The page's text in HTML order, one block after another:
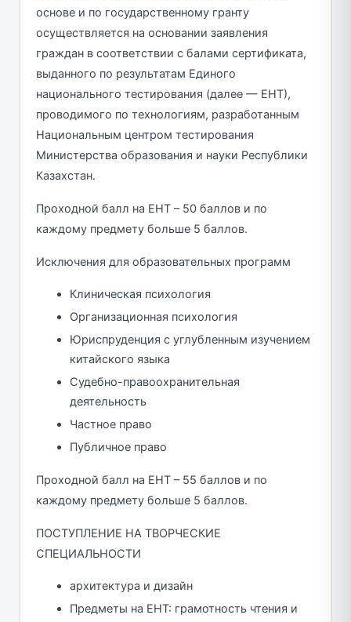
основе и по государственному гранту
осуществляется на основании заявления
граждан в соответствии с балами сертификата,
выданного по результатам Единого
национального тестирования (далее — ЕНТ),
проводимого по технологиям, разработанным
Национальным центром тестирования
Министерства образования и науки Республики
Казахстан.
Проходной балл на ЕНТ – 50 баллов и по
каждому предмету больше 5 баллов.
Исключения для образовательных программ
Клиническая психология
Организационная психология
Юриспруденция с углубленным изучением
китайского языка
Судебно-правоохранительная
деятельность
Частное право
Публичное право
Проходной балл на ЕНТ – 55 баллов и по
каждому предмету больше 5 баллов.
ПОСТУПЛЕНИЕ НА ТВОРЧЕСКИЕ
СПЕЦИАЛЬНОСТИ
архитектура и дизайн
Предметы на ЕНТ: грамотность чтения и